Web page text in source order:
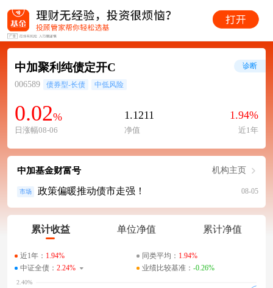
中加聚利纯债定开C
006589 债券型-长债 中低风险
0.02%
日涨幅08-06
1.1211
净值
1.94%
近1年
诊断
中加基金财富号 机构主页
市场 政策偏暖推动债市走强！ 08-05
累计收益 单位净值 累计净值
近1年： 1.94% 同类平均： 1.94%
中证全债： 2.24% 业绩比较基准： -0.26%